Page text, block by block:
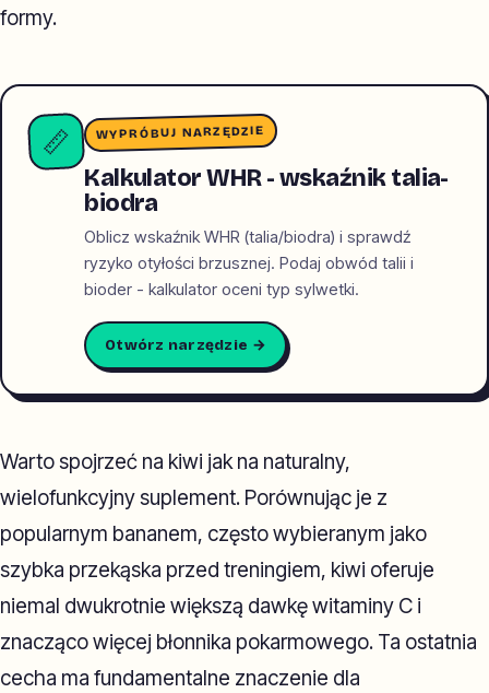
formy.
📏 WYPRÓBUJ NARZĘDZIE
Kalkulator WHR - wskaźnik talia-
biodra
Oblicz wskaźnik WHR (talia/biodra) i sprawdź
ryzyko otyłości brzusznej. Podaj obwód talii i
bioder - kalkulator oceni typ sylwetki.
Otwórz narzędzie →
Warto spojrzeć na kiwi jak na naturalny,
wielofunkcyjny suplement. Porównując je z
popularnym bananem, często wybieranym jako
szybka przekąska przed treningiem, kiwi oferuje
niemal dwukrotnie większą dawkę witaminy C i
znacząco więcej błonnika pokarmowego. Ta ostatnia
cecha ma fundamentalne znaczenie dla